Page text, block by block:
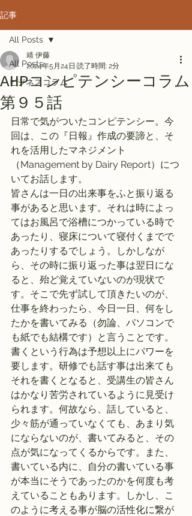
記事
All Posts
ビジネスコラム
All Posts
AHPコンピテンシーコラム
第９５話
靖 伊藤
2024年5月24日 読了時間: 2分
日常で気がついたコンピテンシー。今
回は、この『日報』作成の要諦と、そ
れを活用したマネジメント
（Management by Dairy Report）につ
いてお話します。
皆さんは一日の出来事をふと振り返る
事があると思います。それは時によっ
てはお風呂で浴槽につかっている時で
あったり、寝床について寝付くまでで
あったりするでしょう。しかしなが
ら、その時に振り返った事は翌日にな
ると、殆ど覚えていないのが現状で
す。そこで先ず試して頂きたいのが、
仕事を終わったら、今日一日、何をし
たかを書いてみる（勿論、パソコンで
も紙でも結構です）と言うことです。
書くという行為は予想以上にパワーを
要します。研修でも話す事は出来ても
それを書くとなると、受講生の皆さん
はかなり苦労されているように見受け
られます。何故なら、話していると、
少々筋が通っていなくても、あまり気
にならないのが、書いてみると、その
点が気になってくるからです。また、
書いている内に、自分の書いている事
が本当にそうであったのかを何度も考
えていることもあります。しかし、こ
のように考える事が脳の活性化に繋が